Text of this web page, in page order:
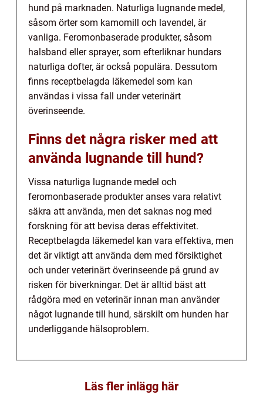
hund på marknaden. Naturliga lugnande medel,
såsom örter som kamomill och lavendel, är
vanliga. Feromonbaserade produkter, såsom
halsband eller sprayer, som efterliknar hundars
naturliga dofter, är också populära. Dessutom
finns receptbelagda läkemedel som kan
användas i vissa fall under veterinärt
överinseende.
Finns det några risker med att
använda lugnande till hund?
Vissa naturliga lugnande medel och
feromonbaserade produkter anses vara relativt
säkra att använda, men det saknas nog med
forskning för att bevisa deras effektivitet.
Receptbelagda läkemedel kan vara effektiva, men
det är viktigt att använda dem med försiktighet
och under veterinärt överinseende på grund av
risken för biverkningar. Det är alltid bäst att
rådgöra med en veterinär innan man använder
något lugnande till hund, särskilt om hunden har
underliggande hälsoproblem.
Läs fler inlägg här